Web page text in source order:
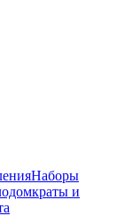
Наборы
и